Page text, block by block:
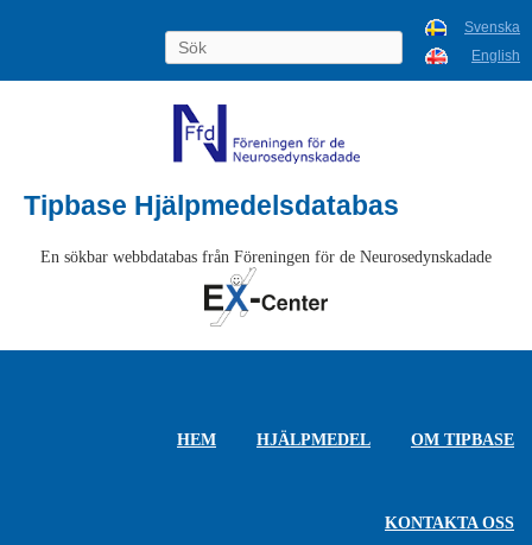
Svenska
English
Tipbase Hjälpmedelsdatabas
En sökbar webbdatabas från Föreningen för de Neurosedynskadade
HEM HJÄLPMEDEL OM TIPBASE
KONTAKTA OSS